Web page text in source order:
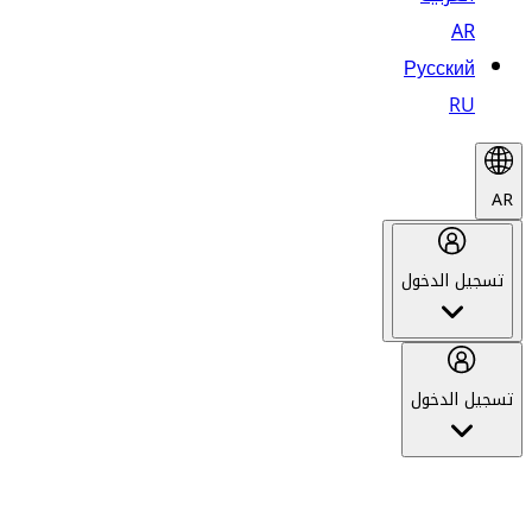
AR
Русский
RU
AR
تسجيل الدخول
تسجيل الدخول